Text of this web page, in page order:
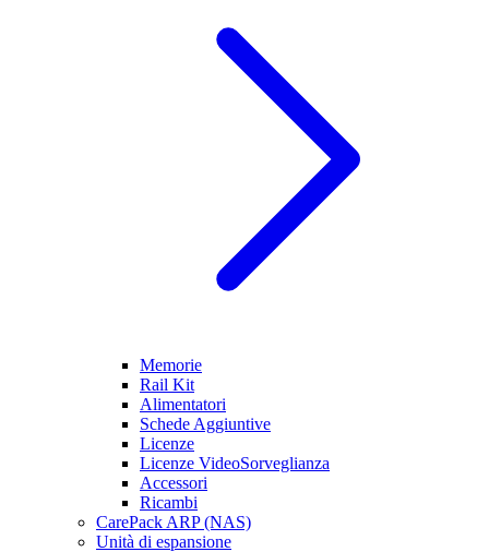
Memorie
Rail Kit
Alimentatori
Schede Aggiuntive
Licenze
Licenze VideoSorveglianza
Accessori
Ricambi
CarePack ARP (NAS)
Unità di espansione